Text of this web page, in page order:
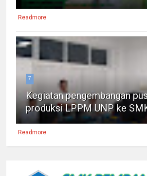
Readmore
7
Kegiatan pengembangan
produksi LPPM UNP ke
Readmore